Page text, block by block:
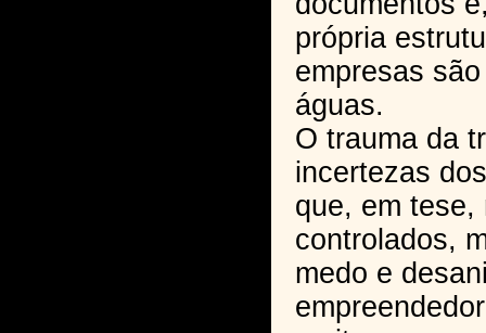
própria
empresas
águas.
O trauma da
incertezas
que, em tese,
controlados,
medo e